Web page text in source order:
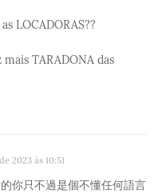
LOCADORAS??
mais TARADONA das
2023 às 10:51
你只不過是個不懂任何語言